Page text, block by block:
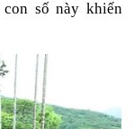
số này khiến